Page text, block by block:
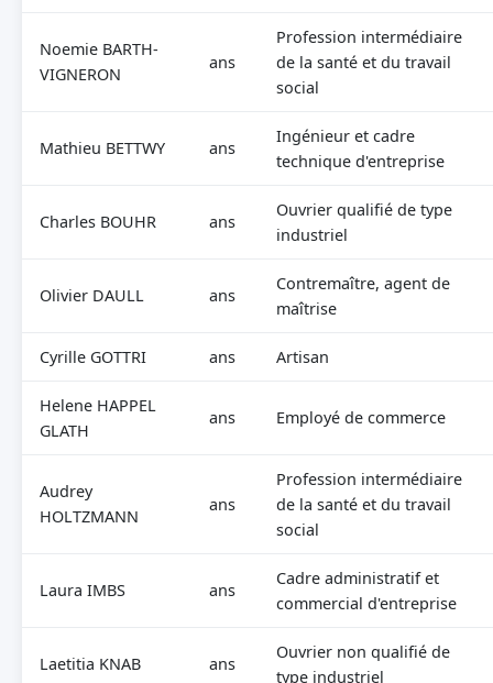
Noemie BARTH-
VIGNERON
ans
Profession intermédiaire
de la santé et du travail
social
Mathieu BETTWY ans
Ingénieur et cadre
technique d'entreprise
Charles BOUHR ans
Ouvrier qualifié de type
industriel
Olivier DAULL ans
Contremaître, agent de
maîtrise
Cyrille GOTTRI ans Artisan
Helene HAPPEL
GLATH
ans Employé de commerce
Audrey
HOLTZMANN
ans
Profession intermédiaire
de la santé et du travail
social
Laura IMBS ans
Cadre administratif et
commercial d'entreprise
Laetitia KNAB ans
Ouvrier non qualifié de
type industriel